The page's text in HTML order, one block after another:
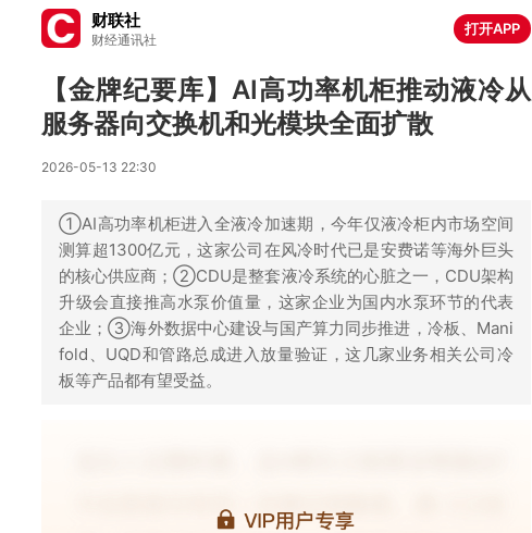
财联社
财经通讯社
打开APP
【金牌纪要库】AI高功率机柜推动液冷从
服务器向交换机和光模块全面扩散
2026-05-13 22:30
①AI高功率机柜进入全液冷加速期，今年仅液冷柜内市场空间
测算超1300亿元，这家公司在风冷时代已是安费诺等海外巨头
的核心供应商；②CDU是整套液冷系统的心脏之一，CDU架构
升级会直接推高水泵价值量，这家企业为国内水泵环节的代表
企业；③海外数据中心建设与国产算力同步推进，冷板、Mani
fold、UQD和管路总成进入放量验证，这几家业务相关公司冷
板等产品都有望受益。